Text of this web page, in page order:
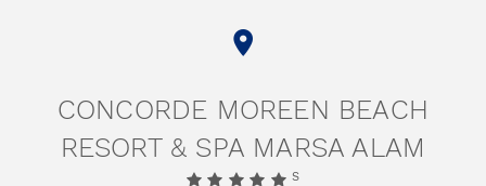
CONCORDE MOREEN BEACH
RESORT & SPA MARSA ALAM
S